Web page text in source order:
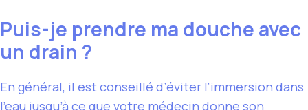
Puis-je prendre ma douche avec
un drain ?
En général, il est conseillé d’éviter l’immersion dans
l’eau jusqu’à ce que votre médecin donne son